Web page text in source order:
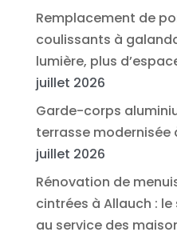
Remplacement de
coulissants à
lumière, plus
juillet 2026
Garde-corps
terrasse modernisée
juillet 2026
Rénovation de
cintrées à Allauch : le
au service des